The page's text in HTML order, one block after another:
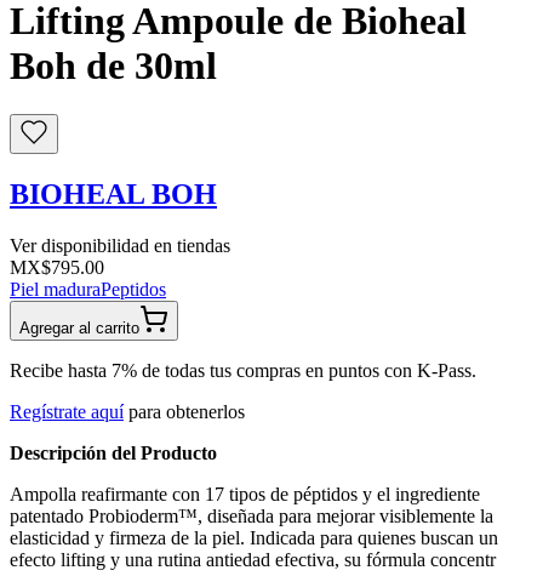
Lifting Ampoule de Bioheal
Boh de 30ml
BIOHEAL BOH
Ver disponibilidad en tiendas
MX$795.00
Piel maduraPeptidos
Agregar al carrito
Recibe hasta 7% de todas tus compras en puntos con K-Pass.
Regístrate aquí para obtenerlos
Descripción del Producto
Ampolla reafirmante con 17 tipos de péptidos y el ingrediente
patentado Probioderm™, diseñada para mejorar visiblemente la
elasticidad y firmeza de la piel. Indicada para quienes buscan un
efecto lifting y una rutina antiedad efectiva, su fórmula concentr